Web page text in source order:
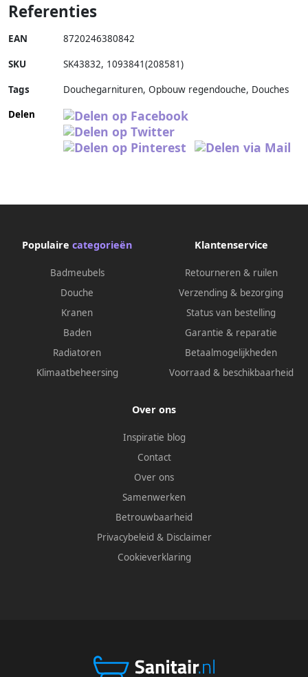
Referenties
EAN 8720246380842
SKU SK43832, 1093841(208581)
Tags
Douchegarnituren, Opbouw regendouche, Douches
Delen
Populaire categorieën
Badmeubels
Douche
Kranen
Baden
Radiatoren
Klimaatbeheersing
Klantenservice
Retourneren & ruilen
Verzending & bezorging
Status van bestelling
Garantie & reparatie
Betaalmogelijkheden
Voorraad & beschikbaarheid
Over ons
Inspiratie blog
Contact
Over ons
Samenwerken
Betrouwbaarheid
Privacybeleid & Disclaimer
Cookieverklaring